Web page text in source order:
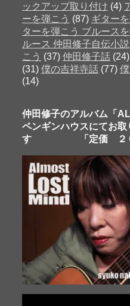
ックアップ取り付け (4)
ーを弾こう (87) ギター
ターを弾こう ブルース
ルース 仲田修子自伝小説
こう (37) 仲田修子話(24)
(31) 僕の吉祥寺話(77)
(14)
仲田修子のアルバム「
ペンギンハウスにてお取
す 「定価 ２０